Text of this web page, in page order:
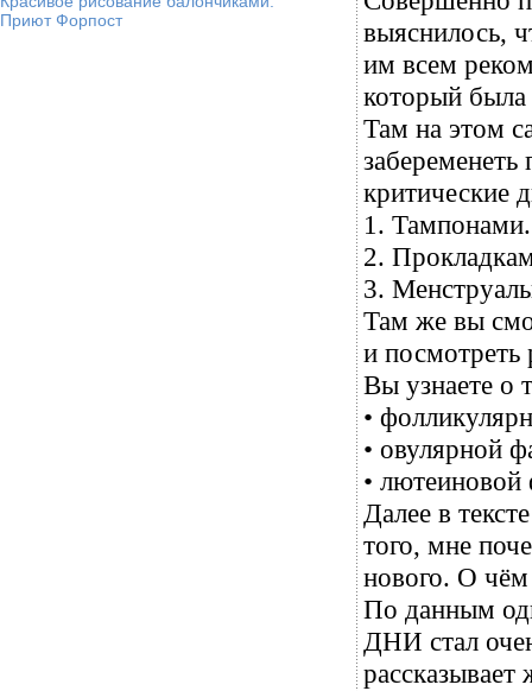
Приют Форпост
выяснилось,
им всем
который была
Там на этом
критические
1. Тампонами.
2.
3.
Там же вы
и посмотреть
Вы узнаете о
•
• овулярной
• лютеиновой
Далее в
того, мне
нового. О
По данным
ДНИ стал